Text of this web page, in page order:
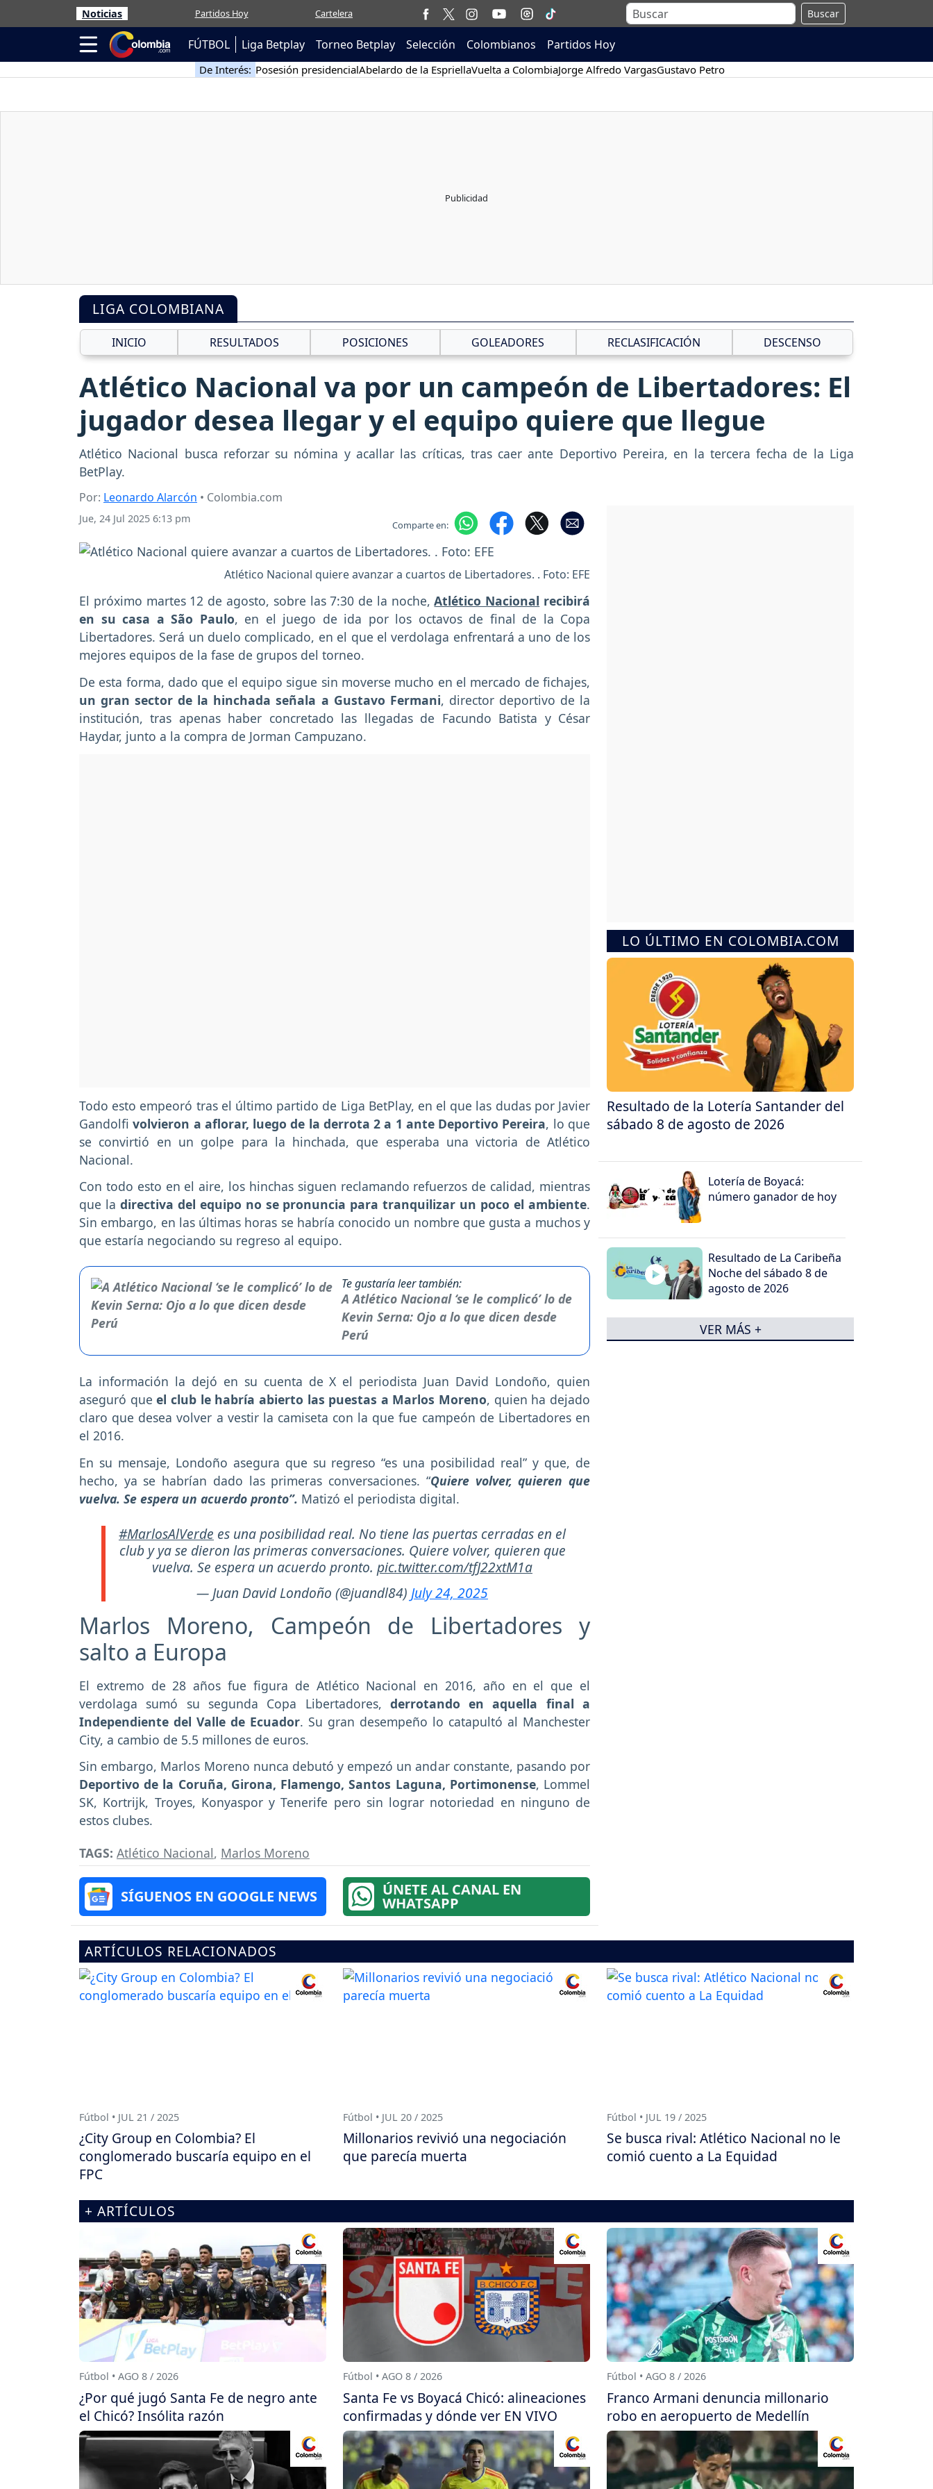
Noticias Partidos Hoy Cartelera Buscar
FÚTBOL Liga Betplay Torneo Betplay Selección Colombianos Partidos Hoy
De Interés: Posesión presidencialAbelardo de la EspriellaVuelta a ColombiaJorge Alfredo VargasGustavo Petro
LIGA COLOMBIANA
INICIO RESULTADOS POSICIONES GOLEADORES RECLASIFICACIÓN DESCENSO
Atlético Nacional va por un campeón de Libertadores: El
jugador desea llegar y el equipo quiere que llegue
Atlético Nacional busca reforzar su nómina y acallar las críticas, tras caer ante Deportivo Pereira, en la tercera fecha de la Liga
BetPlay.
Por: Leonardo Alarcón • Colombia.com
Jue, 24 Jul 2025 6:13 pm Comparte en:
Atlético Nacional quiere avanzar a cuartos de Libertadores. . Foto: EFE
El próximo martes 12 de agosto, sobre las 7:30 de la noche,Atlético Nacional recibirá
en su casa a São Paulo, en el juego de ida por los octavos de final de la Copa
Libertadores. Será un duelo complicado, en el que el verdolaga enfrentará a uno de los
mejores equipos de la fase de grupos del torneo.
De esta forma, dado que el equipo sigue sin moverse mucho en el mercado de fichajes,
un gran sector de la hinchada señala a Gustavo Fermani, director deportivo de la
institución, tras apenas haber concretado las llegadas de Facundo Batista y César
Haydar, junto a la compra de Jorman Campuzano.
Todo esto empeoró tras el último partido de Liga BetPlay, en el que las dudas por Javier
Gandolfivolvieron a aflorar, luego de la derrota 2 a 1 ante Deportivo Pereira, lo que
se convirtió en un golpe para la hinchada, que esperaba una victoria de Atlético
Nacional.
Con todo esto en el aire, los hinchas siguen reclamando refuerzos de calidad, mientras
que la directiva del equipo no se pronuncia para tranquilizar un poco el ambiente.
Sin embargo, en las últimas horas se habría conocido un nombre que gusta a muchos y
que estaría negociando su regreso al equipo.
Te gustaría leer también:
A Atlético Nacional ‘se le complicó’ lo de
Kevin Serna: Ojo a lo que dicen desde
Perú
La información la dejó en su cuenta de X el periodista Juan David Londoño, quien
aseguró queel club le habría abierto las puestas a Marlos Moreno, quien ha dejado
claro que desea volver a vestir la camiseta con la que fue campeón de Libertadores en
el 2016.
En su mensaje, Londoño asegura que su regreso “es una posibilidad real” y que, de
hecho, ya se habrían dado las primeras conversaciones. “Quiere volver, quieren que
vuelva. Se espera un acuerdo pronto”. Matizó el periodista digital.
#MarlosAlVerde
es una posibilidad real. No tiene las puertas cerradas en el
club y ya se dieron las primeras conversaciones. Quiere volver, quieren que
vuelva. Se espera un acuerdo pronto.pic.twitter.com/tfJ22xtM1a
— Juan David Londoño (@juandl84) July 24, 2025
Marlos Moreno, Campeón de Libertadores y
salto a Europa
verdolaga sumó su segunda Copa Libertadores,derrotando en aquella final a
Independiente del Valle de Ecuador
. Su gran desempeño lo catapultó al Manchester
City, a cambio de 5.5 millones de euros.
Sin embargo, Marlos Moreno nunca debutó y empezó un andar constante, pasando por
Deportivo de la Coruña, Girona, Flamengo, Santos Laguna, Portimonense, Lommel
SK, Kortrijk, Troyes, Konyaspor y Tenerife pero sin lograr notoriedad en ninguno de
estos clubes.
Atlético Nacional Marlos Moreno
SÍGUENOS EN GOOGLE NEWS ÚNETE AL CANAL EN
WHATSAPP
LO ÚLTIMO EN COLOMBIA.COM
Resultado de la Lotería Santander del
sábado 8 de agosto de 2026
Lotería de Boyacá:
número ganador de hoy
Resultado de La Caribeña
Noche del sábado 8 de
agosto de 2026
VER MÁS +
ARTÍCULOS RELACIONADOS
¿City Group en Colombia? El
conglomerado buscaría equipo en el
FPC
Millonarios revivió una negociación
que parecía muerta
Se busca rival: Atlético Nacional no le
comió cuento a La Equidad
+ ARTÍCULOS
¿Por qué jugó Santa Fe de negro ante
el Chicó? Insólita razón
Santa Fe vs Boyacá Chicó: alineaciones
confirmadas y dónde ver EN VIVO
Franco Armani denuncia millonario
robo en aeropuerto de Medellín